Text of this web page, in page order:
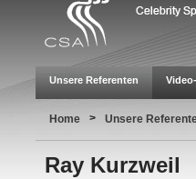
Unsere Referenten
Home > Unsere
Ray Kurzweil